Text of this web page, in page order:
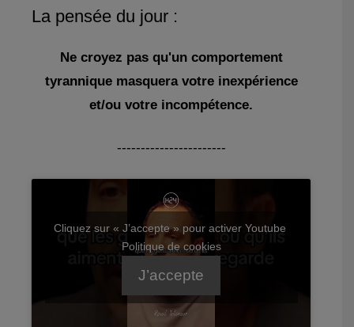
La pensée du jour :
Ne croyez pas qu'un comportement
tyrannique masquera votre inexpérience
et/ou votre incompétence.
-----------------------
Cliquez sur « J’accepte » pour activer Youtube
Politique de cookies
J’accepte